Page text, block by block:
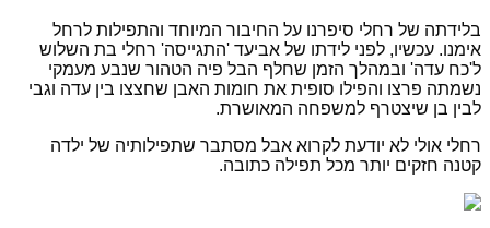
בלידתה של רחלי סיפרנו על החיבור המיוחד והתפילות לרחל
אימנו. עכשיו, לפני לידתו של אביעד 'התגייסה' רחלי בת השלוש
ל'כח עדה' ובמהלך הזמן שחלף הבל פיה הטהור שנבע מעמקי
נשמתה פרצו והפילו סופית את חומות האבן שחצצו בין עדה וגבי
לבין בן שיצטרף למשפחה המאושרת.
רחלי אולי לא יודעת לקרוא אבל מסתבר שתפילותיה של ילדה
קטנה חזקים יותר מכל תפילה כתובה.